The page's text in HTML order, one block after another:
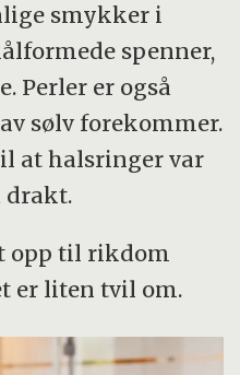
smykker i
spenner,
Perler er også
sølv forekommer.
at halsringer var
drakt.
opp til rikdom
er liten tvil om.